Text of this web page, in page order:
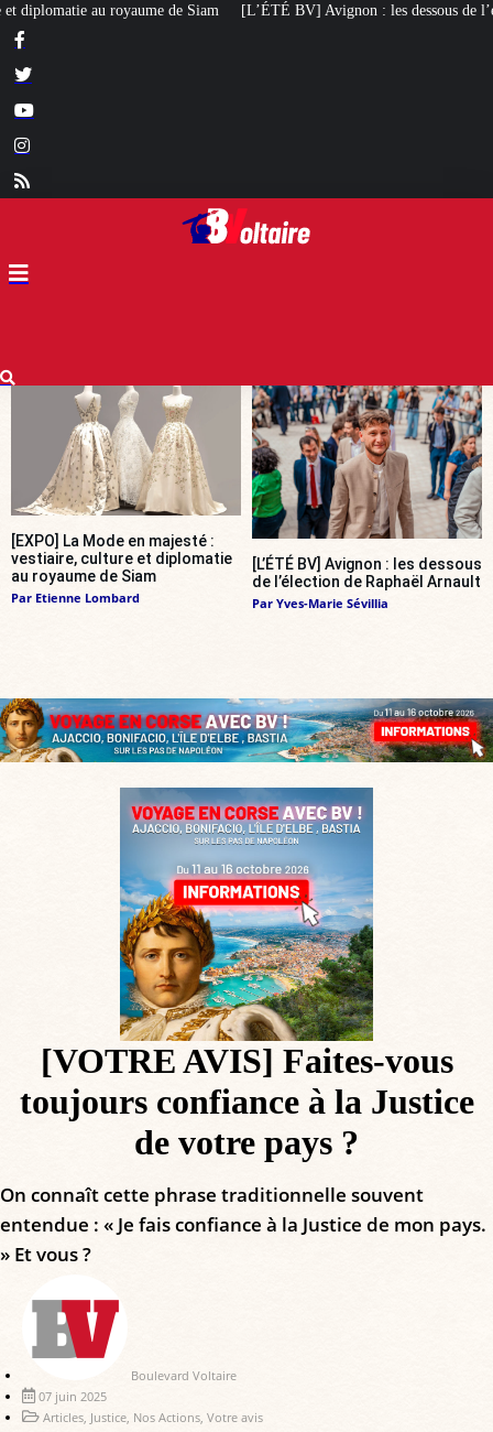
[L’ÉTÉ BV] Avignon : les dessous de l’élection de Raphaël Arnault Un
[EXPO] La Mode en majesté :
vestiaire, culture et diplomatie
au royaume de Siam
Par Etienne Lombard
[L’ÉTÉ BV] Avignon : les dessous
de l’élection de Raphaël Arnault
Par Yves-Marie Sévillia
[VOTRE AVIS] Faites-vous
toujours confiance à la Justice
de votre pays ?
On connaît cette phrase traditionnelle souvent
entendue : « Je fais confiance à la Justice de mon pays.
» Et vous ?
Boulevard Voltaire
07 juin 2025
Articles, Justice, Nos Actions, Votre avis